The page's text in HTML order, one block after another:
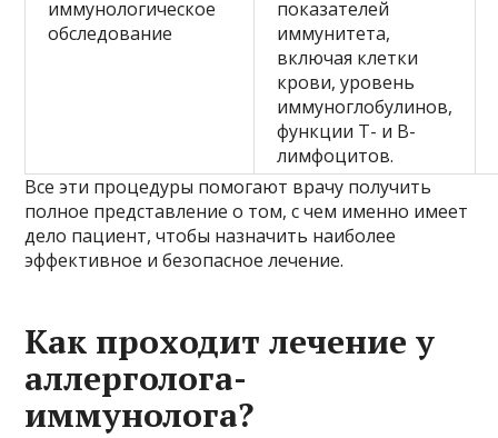
иммунологическое
обследование
показателей
иммунитета,
включая клетки
крови, уровень
иммуноглобулинов,
функции Т- и В-
лимфоцитов.
Все эти процедуры помогают врачу получить
полное представление о том, с чем именно имеет
дело пациент, чтобы назначить наиболее
эффективное и безопасное лечение.
Как проходит лечение у
аллерголога-
иммунолога?